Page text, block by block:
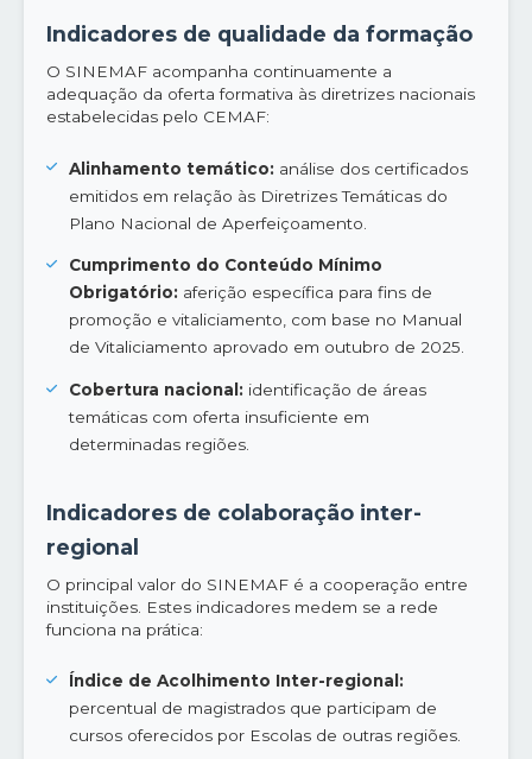
Indicadores de qualidade da formação
O SINEMAF acompanha continuamente a
adequação da oferta formativa às diretrizes nacionais
estabelecidas pelo CEMAF:
Alinhamento temático: análise dos certificados
emitidos em relação às Diretrizes Temáticas do
Plano Nacional de Aperfeiçoamento.
Cumprimento do Conteúdo Mínimo
Obrigatório: aferição específica para fins de
promoção e vitaliciamento, com base no Manual
de Vitaliciamento aprovado em outubro de 2025.
Cobertura nacional: identificação de áreas
temáticas com oferta insuficiente em
determinadas regiões.
Indicadores de colaboração inter-
regional
O principal valor do SINEMAF é a cooperação entre
instituições. Estes indicadores medem se a rede
funciona na prática:
Índice de Acolhimento Inter-regional:
percentual de magistrados que participam de
cursos oferecidos por Escolas de outras regiões.